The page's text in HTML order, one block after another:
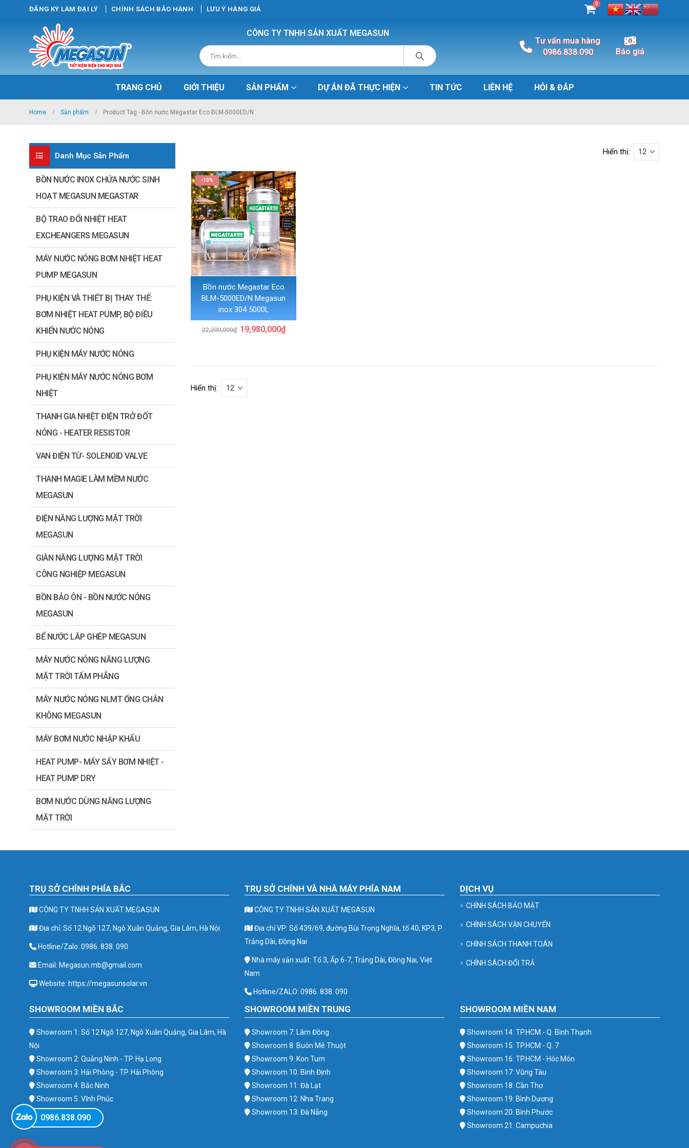
ĐĂNG KÝ LÀM ĐẠI LÝ CHÍNH SÁCH BẢO HÀNH LƯU Ý HÀNG GIẢ
0
CÔNG TY TNHH SẢN XUẤT MEGASUN
Tư vấn mua hàng
0986.838.090
Báo giá
TRANG CHỦ GIỚI THIỆU SẢN PHẨM DỰ ÁN ĐÃ THỰC HIỆN TIN TỨC LIÊN HỆ HỎI & ĐÁP
Home Sản phẩm Product Tag - Bồn nước Megastar Eco BLM-5000ED/N
Hiển thị:
-10%
Bồn nước Megastar Eco
BLM-5000ED/N Megasun
inox 304 5000L
22,200,000₫ Giá
19,980,000₫Giá
Hiển thị:
Danh Mục Sản Phẩm
BỒN NƯỚC INOX CHỨA NƯỚC SINH
HOẠT MEGASUN MEGASTAR
BỘ TRAO ĐỔI NHIỆT HEAT
EXCHEANGERS MEGASUN
MÁY NƯỚC NÓNG BƠM NHIỆT HEAT
PUMP MEGASUN
PHỤ KIỆN VÀ THIẾT BỊ THAY THẾ:
BƠM NHIỆT HEAT PUMP, BỘ ĐIỀU
KHIỂN NƯỚC NÓNG
PHỤ KIỆN MÁY NƯỚC NÓNG
PHỤ KIỆN MÁY NƯỚC NÓNG BƠM
NHIỆT
THANH GIA NHIỆT ĐIỆN TRỞ ĐỐT
NÓNG - HEATER RESISTOR
VAN ĐIỆN TỪ- SOLENOID VALVE
THANH MAGIE LÀM MỀM NƯỚC
MEGASUN
ĐIỆN NĂNG LƯỢNG MẶT TRỜI
MEGASUN
GIÀN NĂNG LƯỢNG MẶT TRỜI
CÔNG NGHIỆP MEGASUN
BỒN BẢO ÔN - BỒN NƯỚC NÓNG
MEGASUN
BỂ NƯỚC LẮP GHÉP MEGASUN
MÁY NƯỚC NÓNG NĂNG LƯỢNG
MẶT TRỜI TẤM PHẲNG
MÁY NƯỚC NÓNG NLMT ỐNG CHÂN
KHÔNG MEGASUN
MÁY BƠM NƯỚC NHẬP KHẨU
HEAT PUMP- MÁY SẤY BƠM NHIỆT -
HEAT PUMP DRY
BƠM NƯỚC DÙNG NĂNG LƯỢNG
MẶT TRỜI
TRỤ SỞ CHÍNH PHÍA BẮC
CÔNG TY TNHH SẢN XUẤT MEGASUN
Địa chỉ: Số 12 Ngõ 127, Ngô Xuân Quảng, Gia Lâm, Hà Nội.
Hotline/Zalo: 0986. 838. 090
Email: Megasun.mb@gmail.com
Website: https://megasunsolar.vn
TRỤ SỞ CHÍNH VÀ NHÀ MÁY PHÍA NAM
CÔNG TY TNHH SẢN XUẤT MEGASUN
Địa chỉ VP: Số 439/69, đường Bùi Trọng Nghĩa, tổ 40, KP3, P.
Trảng Dài, Đồng Nai
Nhà máy sản xuất: Tổ 3, Ấp 6-7, Trảng Dài, Đồng Nai, Việt
Nam
Hotline/ZALO: 0986. 838. 090
DỊCH VỤ
CHÍNH SÁCH BẢO MẬT
CHÍNH SÁCH VẬN CHUYỂN
CHÍNH SÁCH THANH TOÁN
CHÍNH SÁCH ĐỔI TRẢ
SHOWROOM MIỀN BẮC
Showroom 1: Số 12 Ngõ 127, Ngô Xuân Quảng, Gia Lâm, Hà
Nội
Showroom 2: Quảng Ninh - TP. Hạ Long
Showroom 3: Hải Phòng - TP. Hải Phòng
Showroom 4: Bắc Ninh
Showroom 5: Vĩnh Phúc
Showroom 6: Ba Vì
SHOWROOM MIỀN TRUNG
Showroom 7: Lâm Đồng
Showroom 8: Buôn Mê Thuột
Showroom 9: Kon Tum
Showroom 10: Bình Định
Showroom 11: Đà Lạt
Showroom 12: Nha Trang
Showroom 13: Đà Nẵng
SHOWROOM MIỀN NAM
Showroom 14: TP.HCM - Q. Bình Thạnh
Showroom 15: TP.HCM - Q. 7
Showroom 16: TP.HCM - Hóc Môn
Showroom 17: Vũng Tàu
Showroom 18: Cần Thơ
Showroom 19: Bình Dương
Showroom 20: Bình Phước
Showroom 21: Campuchia
0986.838.090